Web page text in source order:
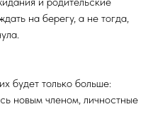
на берегу, а не тогда,
будет только больше:
новым членом, личностные